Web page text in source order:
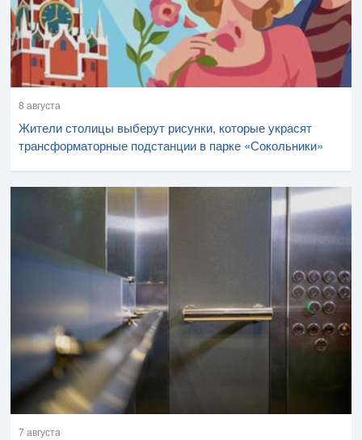
8 августа
Жители столицы выберут рисунки, которые украсят
трансформаторные подстанции в парке «Сокольники»
7 августа